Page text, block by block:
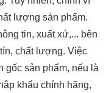
lượng sản phẩm.
tin, xuất xứ,... bên
chất lượng. Việc
gốc sản phẩm, nếu là
khẩu chính hãng,